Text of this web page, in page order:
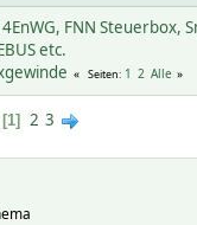
FNN Steuerbox,
etc.
Seiten 1 2 Alle
1 2 3